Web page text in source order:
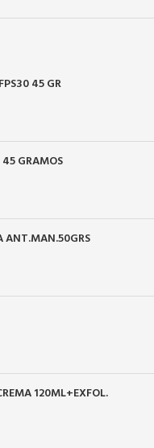
45 GR
GRAMOS
ANT.MAN.50GRS
120ML+EXFOL.